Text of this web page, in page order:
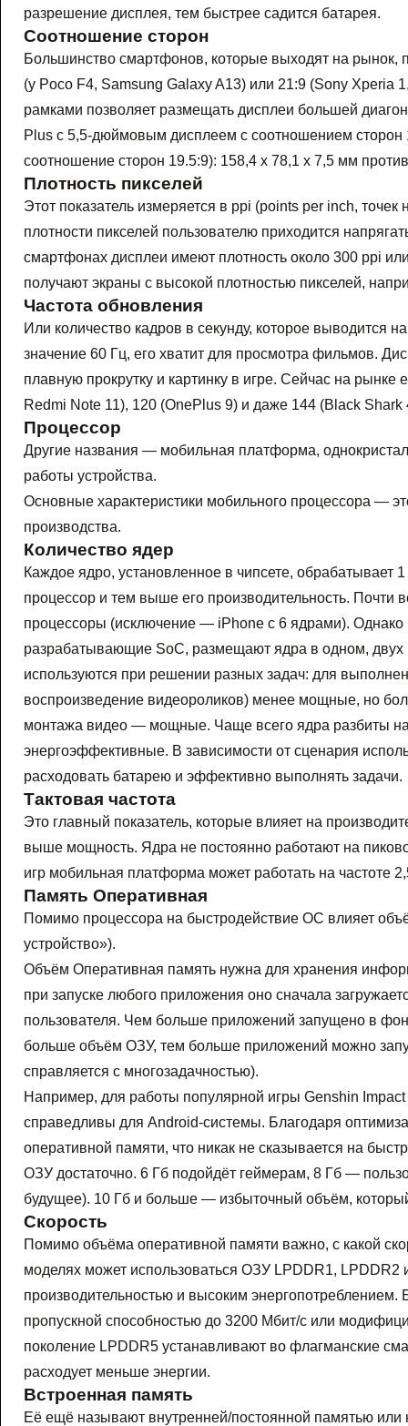
разрешение дисплея, тем быстрее садится батарея.
Соотношение сторон
Большинство смартфонов, которые выходят на
(у Poco F4, Samsung Galaxy A13) или 21:9 (Sony Xperia
рамками позволяет размещать дисплеи большей
Plus c 5,5-дюймовым дисплеем с соотношением
соотношение сторон 19.5:9): 158,4 x 78,1 x 7,5 мм
Плотность пикселей
Этот показатель измеряется в ppi (points per inch,
плотности пикселей пользователю приходится
смартфонах дисплеи имеют плотность около 300 ppi
получают экраны с высокой плотностью пикселей,
Частота обновления
Или количество кадров в секунду, которое выводится
значение 60 Гц, его хватит для просмотра фильмов.
плавную прокрутку и картинку в игре. Сейчас на
Redmi Note 11), 120 (OnePlus 9) и даже 144 (Black Shark
Процессор
Другие названия — мобильная платформа,
работы устройства.
Основные характеристики мобильного процессора —
производства.
Количество ядер
Каждое ядро, установленное в чипсете,
процессор и тем выше его производительность.
процессоры (исключение — iPhone с 6 ядрами).
разрабатывающие SoC, размещают ядра в одном, двух
используются при решении разных задач: для
воспроизведение видеороликов) менее мощные, но
монтажа видео — мощные. Чаще всего ядра разбиты
энергоэффективные. В зависимости от сценария
расходовать батарею и эффективно выполнять задачи.
Тактовая частота
Это главный показатель, которые влияет на
выше мощность. Ядра не постоянно работают на
игр мобильная платформа может работать на
Память Оперативная
Помимо процессора на быстродействие ОС влияет
устройство»).
Объём Оперативная память нужна для хранения
при запуске любого приложения оно сначала
пользователя. Чем больше приложений запущено в
больше объём ОЗУ, тем больше приложений можно
справляется с многозадачностью).
Например, для работы популярной игры Genshin
справедливы для Android-системы. Благодаря
оперативной памяти, что никак не сказывается на
ОЗУ достаточно. 6 Гб подойдёт геймерам, 8 Гб —
будущее). 10 Гб и больше — избыточный объём,
Скорость
Помимо объёма оперативной памяти важно, с какой
моделях может использоваться ОЗУ LPDDR1, LPDDR2
производительностью и высоким
пропускной способностью до 3200 Мбит/с или
поколение LPDDR5 устанавливают во флагманские
расходует меньше энергии.
Встроенная память
Её ещё называют внутренней/постоянной памятью или